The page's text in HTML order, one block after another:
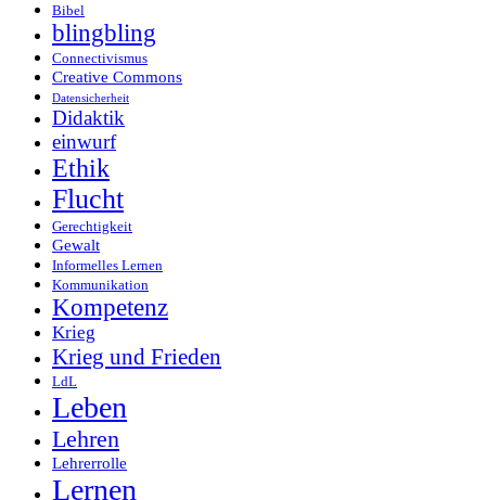
Bibel
blingbling
Connectivismus
Creative Commons
Datensicherheit
Didaktik
einwurf
Ethik
Flucht
Gerechtigkeit
Gewalt
Informelles Lernen
Kommunikation
Kompetenz
Krieg
Krieg und Frieden
LdL
Leben
Lehren
Lehrerrolle
Lernen